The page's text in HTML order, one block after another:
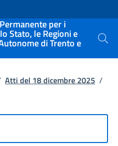
per i
Stato, le Regioni e
di Trento e Cerca
Atti del 18 dicembre 2025 /